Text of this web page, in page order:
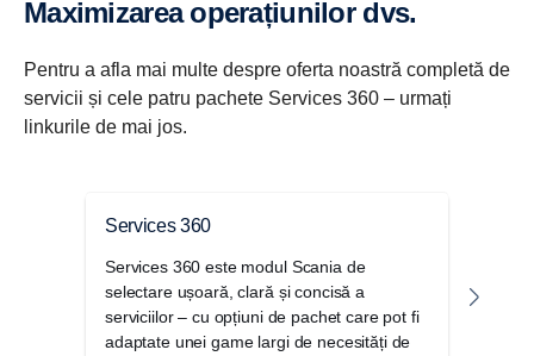
Maximizarea operațiunilor dvs.
Pentru a afla mai multe despre oferta noastră completă de
servicii și cele patru pachete Services 360 – urmați
linkurile de mai jos.
Services 360
Services 360 este modul Scania de
selectare ușoară, clară și concisă a
serviciilor – cu opțiuni de pachet care pot fi
adaptate unei game largi de necesități de